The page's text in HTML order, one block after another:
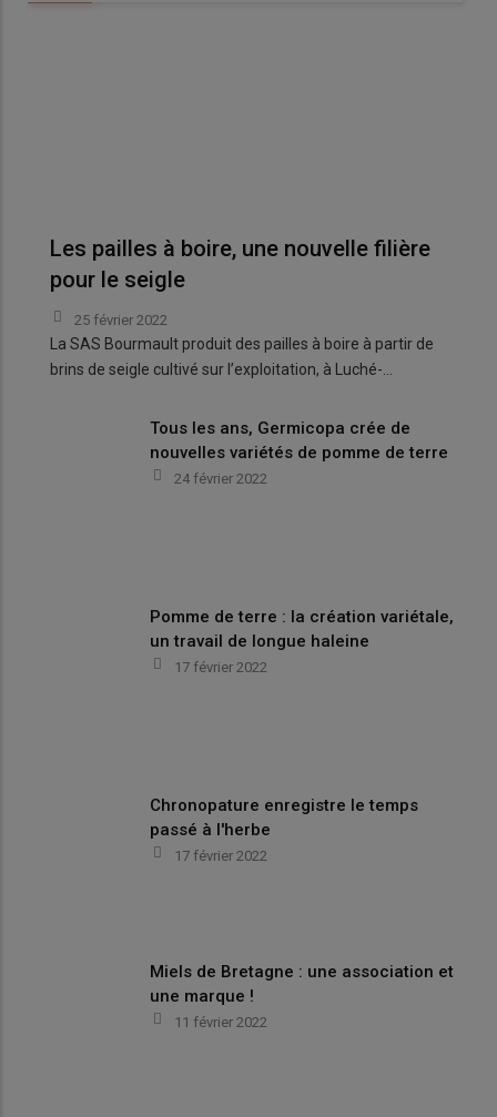
Les pailles à boire, une nouvelle filière
pour le seigle
25 février 2022
La SAS Bourmault produit des pailles à boire à partir de
brins de seigle cultivé sur l’exploitation, à Luché-…
Tous les ans, Germicopa crée de
nouvelles variétés de pomme de terre
24 février 2022
Pomme de terre : la création variétale,
un travail de longue haleine
17 février 2022
Chronopature enregistre le temps
passé à l'herbe
17 février 2022
Miels de Bretagne : une association et
une marque !
11 février 2022